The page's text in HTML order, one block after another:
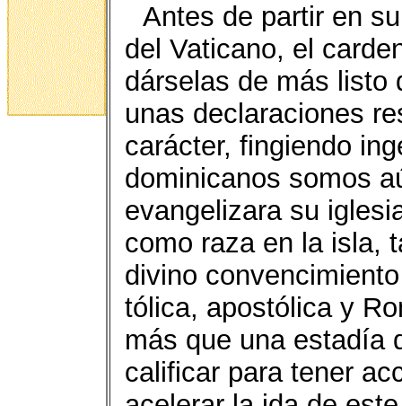
Antes de partir en
del Vaticano, el
dárselas de más listo
unas declaraciones
carácter, fingien­do
dominicanos somos
evangelizara su
como raza en la isla,
divino
tólica, apostólica y
más que una estadía
ca­lificar para tener